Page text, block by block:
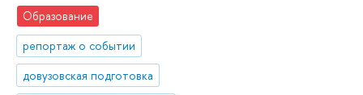
Образование
репортаж о событии
довузовская подготовка